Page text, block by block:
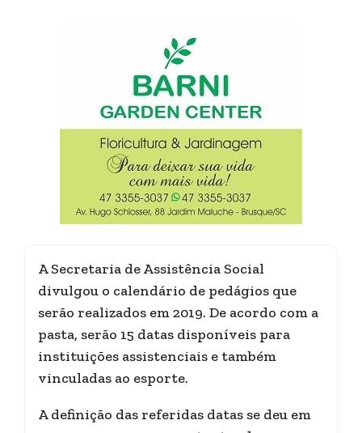
A Secretaria de Assistência Social
divulgou o calendário de pedágios que
serão realizados em 2019. De acordo com a
pasta, serão 15 datas disponíveis para
instituições assistenciais e também
vinculadas ao esporte.
A definição das referidas datas se deu em